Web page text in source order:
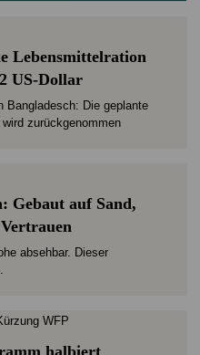
Lebensmittelration
US-Dollar
Bangladesch: Die geplante
zurückgenommen
Gebaut auf Sand,
absehbar. Dieser